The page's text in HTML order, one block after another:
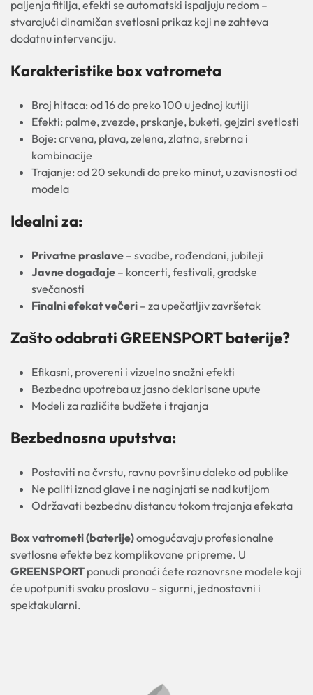
paljenja fitilja, efekti se automatski ispaljuju redom –
stvarajući dinamičan svetlosni prikaz koji ne zahteva
dodatnu intervenciju.
Karakteristike box vatrometa
Broj hitaca: od 16 do preko 100 u jednoj kutiji
Efekti: palme, zvezde, prskanje, buketi, gejziri svetlosti
Boje: crvena, plava, zelena, zlatna, srebrna i
kombinacije
Trajanje: od 20 sekundi do preko minut, u zavisnosti od
modela
Idealni za:
Privatne proslave – svadbe, rođendani, jubileji
Javne događaje – koncerti, festivali, gradske
svečanosti
Finalni efekat večeri – za upečatljiv završetak
Zašto odabrati GREENSPORT baterije?
Efikasni, provereni i vizuelno snažni efekti
Bezbedna upotreba uz jasno deklarisane upute
Modeli za različite budžete i trajanja
Bezbednosna uputstva:
Postaviti na čvrstu, ravnu površinu daleko od publike
Ne paliti iznad glave i ne naginjati se nad kutijom
Održavati bezbednu distancu tokom trajanja efekata
Box vatrometi (baterije)omogućavaju profesionalne
svetlosne efekte bez komplikovane pripreme. U
GREENSPORT ponudi pronaći ćete raznovrsne modele koji
će upotpuniti svaku proslavu – sigurni, jednostavni i
spektakularni.